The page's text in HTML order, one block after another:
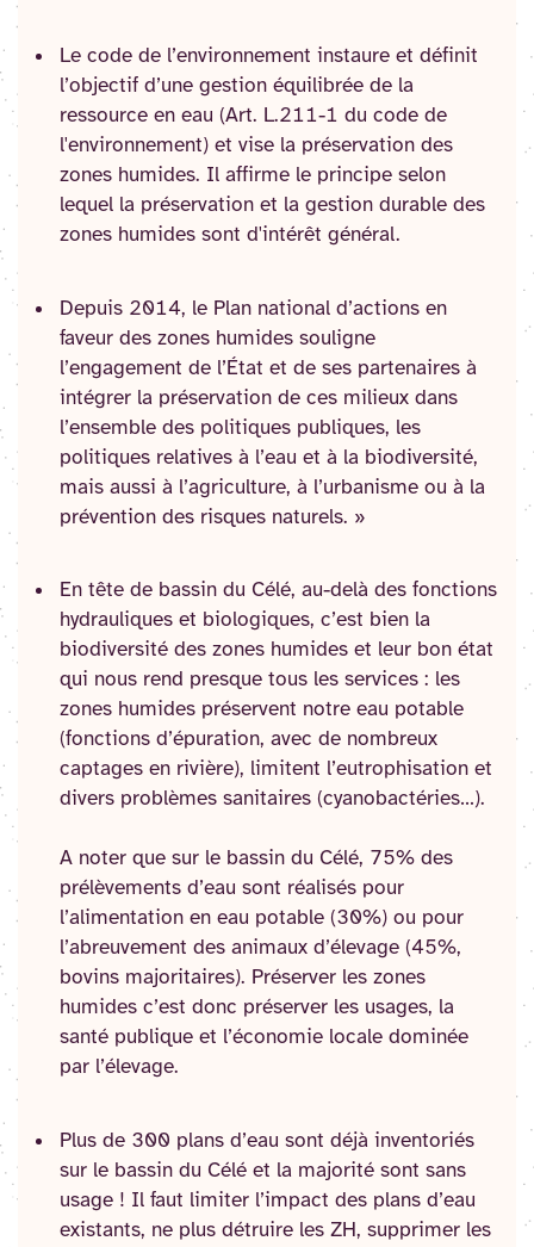
Le code de l’environnement instaure et définit
l’objectif d’une gestion équilibrée de la
ressource en eau (Art. L.211-1 du code de
l'environnement) et vise la préservation des
zones humides. Il affirme le principe selon
lequel la préservation et la gestion durable des
zones humides sont d'intérêt général.
Depuis 2014, le Plan national d’actions en
faveur des zones humides souligne
l’engagement de l’État et de ses partenaires à
intégrer la préservation de ces milieux dans
l’ensemble des politiques publiques, les
politiques relatives à l’eau et à la biodiversité,
mais aussi à l’agriculture, à l’urbanisme ou à la
prévention des risques naturels. »
En tête de bassin du Célé, au-delà des fonctions
hydrauliques et biologiques, c’est bien la
biodiversité des zones humides et leur bon état
qui nous rend presque tous les services : les
zones humides préservent notre eau potable
(fonctions d’épuration, avec de nombreux
captages en rivière), limitent l’eutrophisation et
divers problèmes sanitaires (cyanobactéries…).
A noter que sur le bassin du Célé, 75% des
prélèvements d’eau sont réalisés pour
l’alimentation en eau potable (30%) ou pour
l’abreuvement des animaux d’élevage (45%,
bovins majoritaires). Préserver les zones
humides c’est donc préserver les usages, la
santé publique et l’économie locale dominée
par l’élevage.
Plus de 300 plans d’eau sont déjà inventoriés
sur le bassin du Célé et la majorité sont sans
usage ! Il faut limiter l’impact des plans d’eau
existants, ne plus détruire les ZH, supprimer les